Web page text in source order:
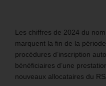
Les chiffres de 2024 du
marquent la fin de la
procédures d’inscription
bénéficiaires d’une
nouveaux allocataires du